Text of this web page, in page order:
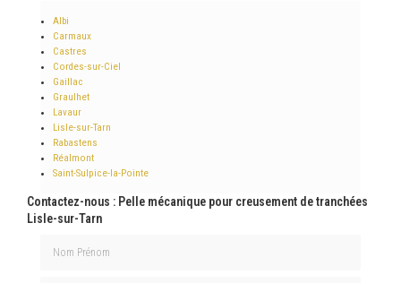
Albi
Carmaux
Castres
Cordes-sur-Ciel
Gaillac
Graulhet
Lavaur
Lisle-sur-Tarn
Rabastens
Réalmont
Saint-Sulpice-la-Pointe
Contactez-nous : Pelle mécanique pour creusement de tranchées
Lisle-sur-Tarn